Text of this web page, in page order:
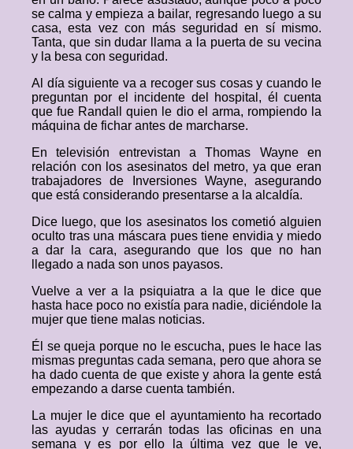
se calma y empieza a bailar, regresando luego a su
casa, esta vez con más seguridad en sí mismo.
Tanta, que sin dudar llama a la puerta de su vecina
y la besa con seguridad.
Al día siguiente va a recoger sus cosas y cuando le
preguntan por el incidente del hospital, él cuenta
que fue Randall quien le dio el arma, rompiendo la
máquina de fichar antes de marcharse.
En televisión entrevistan a Thomas Wayne en
relación con los asesinatos del metro, ya que eran
trabajadores de Inversiones Wayne, asegurando
que está considerando presentarse a la alcaldía.
Dice luego, que los asesinatos los cometió alguien
oculto tras una máscara pues tiene envidia y miedo
a dar la cara, asegurando que los que no han
llegado a nada son unos payasos.
Vuelve a ver a la psiquiatra a la que le dice que
hasta hace poco no existía para nadie, diciéndole la
mujer que tiene malas noticias.
Él se queja porque no le escucha, pues le hace las
mismas preguntas cada semana, pero que ahora se
ha dado cuenta de que existe y ahora la gente está
empezando a darse cuenta también.
La mujer le dice que el ayuntamiento ha recortado
las ayudas y cerrarán todas las oficinas en una
semana y es por ello la última vez que le ve,